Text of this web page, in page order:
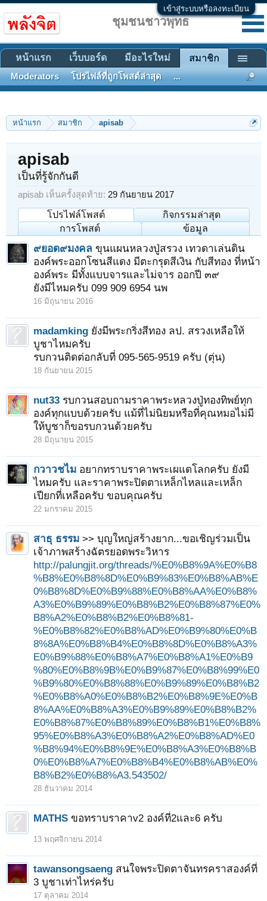
เข้าสู่ระบบหรือลงทะเบียน
หน้าแรก สมาชิก apisab
apisab
เป็นที่รู้จักกันดี
apisab เห็นครั้งสุดท้าย: 29 กันยายน 2017
โปรไฟล์โพสต์
กิจกรรมล่าสุด
การโพสต์
ข้อมูล
๙ยอด๙มงคล ขุนแผนหลวงปู่สรวง เทวดาเล่นดิน
องค์พระออกโซนสีแดง มีตะกรุดสีเงิน กับสีทอง ที่หน้า
องค์พระ มีทั้งแบบจารและไม่จาร ออกปี ๓๙
ยังมีไหมครับ 099 909 6954 นพ
16 มิถุนายน 2016
madamking ยังมีพระกริ่งสีทอง ลป. สรวงเหลือให้
บูชาไหมครับ
รบกวนติดต่อกลับที่ 095-565-9519 ครับ (ตุ่น)
18 กันยายน 2015
nut33 รบกวนสอบถามราคาพระหลวงปู่ทองทิพย์ทุก
องค์ทุกแบบด้วยครับ แม้ที่ไม่นิยมหรือที่คุณหมอไม่มี
ให้บูชาก็ขอรบกวนด้วยครับ
28 มิถุนายน 2015
กวาวชไม อยากทราบราคาพระเผแดโลกครับ ยังมี
ไหมครับ และราคาพระปิดตาเหล็กไหลและเหล็ก
เปียกที่เหลือครับ ขอบคุณครับ
22 มกราคม 2015
สาธุ ธรรม >> บุญใหญ่สร้างยาก...ขอเชิญร่วมเป็น
เจ้าภาพสร้างฉัตรยอดพระวิหาร
http://palungjit.org/threads/%E0%B8%9A%E0%B8
%B8%E0%B8%8D%E0%B9%83%E0%B8%AB%E
0%B8%8D%E0%B9%88%E0%B8%AA%E0%B8%
A3%E0%B9%89%E0%B8%B2%E0%B8%87%E0%
B8%A2%E0%B8%B2%E0%B8%81-
%E0%B8%82%E0%B8%AD%E0%B9%80%E0%B
8%8A%E0%B8%B4%E0%B8%8D%E0%B8%A3%
E0%B9%88%E0%B8%A7%E0%B8%A1%E0%B9
%80%E0%B8%9B%E0%B9%87%E0%B8%99%E0
%B9%80%E0%B8%88%E0%B9%89%E0%B8%B2
%E0%B8%A0%E0%B8%B2%E0%B8%9E%E0%B
8%AA%E0%B8%A3%E0%B9%89%E0%B8%B2%
E0%B8%87%E0%B8%89%E0%B8%B1%E0%B8%
95%E0%B8%A3%E0%B8%A2%E0%B8%AD%E0
%B8%94%E0%B8%9E%E0%B8%A3%E0%B8%B
0%E0%B8%A7%E0%B8%B4%E0%B8%AB%E0%
B8%B2%E0%B8%A3.543502/
28 ธันวาคม 2014
MATHS ขอทราบราคาv2 องค์ที่2และ6 ครับ
13 พฤศจิกายน 2014
tawansongsaeng สนใจพระปิดตาจันทรคราสองค์ที่
3 บูชาเท่าไหร่ครับ
17 ตุลาคม 2014
ชุมชนชาวพุทธ
หน้าแรก เว็บบอร์ด มีอะไรใหม่ สมาชิก
Moderators โปรไฟล์ที่ถูกโพสต์ล่าสุด ...